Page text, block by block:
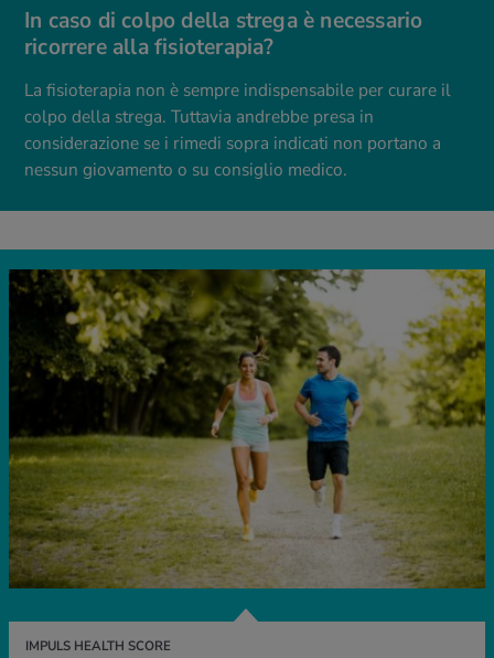
In caso di colpo della strega è necessario
ricorrere alla fisioterapia?
La fisioterapia non è sempre indispensabile per curare il
colpo della strega. Tuttavia andrebbe presa in
considerazione se i rimedi sopra indicati non portano a
nessun giovamento o su consiglio medico.
IMPULS HEALTH SCORE